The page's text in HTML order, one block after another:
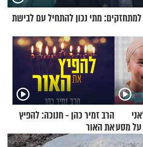
מתי נכון להתחיל עם לבישת
על מסע
הרב זמיר כהן - חנוכה: להפיץ
את האור